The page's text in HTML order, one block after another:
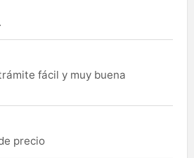
fácil y muy buena
precio